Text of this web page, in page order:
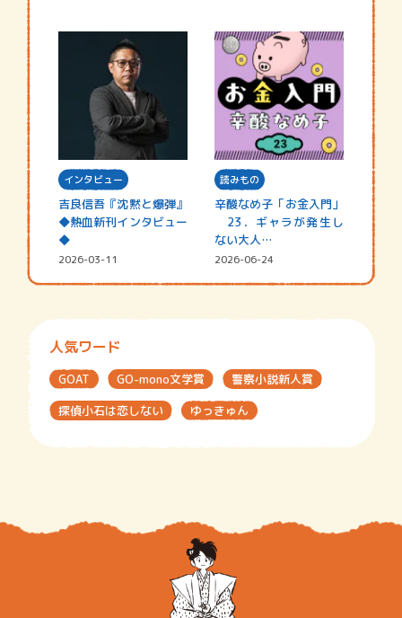
インタビュー
吉良信吾『沈黙と爆弾』
◆熱血新刊インタビュー
◆
2026-03-11
読みもの
辛酸なめ子「お金入門」
23．ギャラが発生し
ない大人…
2026-06-24
人気ワード
GOAT GO-mono文学賞
警察小説新人賞
探偵小石は恋しない
ゆっきゅん